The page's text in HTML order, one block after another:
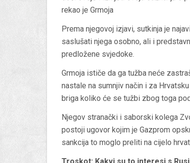
rekao je Grmoja
Prema njegovoj izjavi, sutkinja je
saslušati njega osobno, ali i
predložene svjedoke.
Grmoja ističe da ga tužba neće
nastale na sumnjiv način i za
briga koliko će se tužbi zbog toga
Njegov stranački i saborski kolega
postoji ugovor kojim je Gazprom
sankcija to moglo preliti na cijelo